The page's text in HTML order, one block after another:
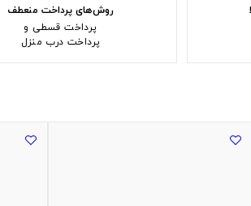
روش‌های پرداخت منعطف
پرداخت قسطی و
پرداخت درب منزل